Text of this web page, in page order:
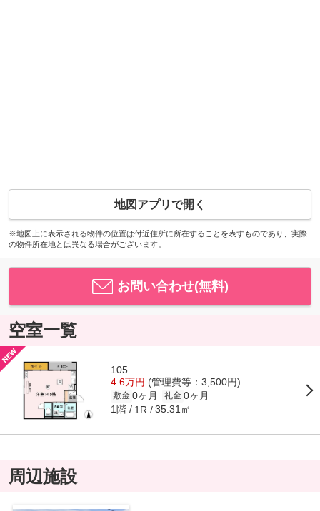
地図アプリで開く
※地図上に表示される物件の位置は付近住所に所在することを表すものであり、実際
の物件所在地とは異なる場合がございます。
お問い合わせ(無料)
空室一覧
105
4.6万円 (管理費等：3,500円)
敷金 0ヶ月 礼金 0ヶ月
1階 1R 35.31㎡
周辺施設